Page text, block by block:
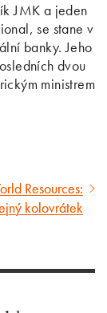
JMK a jeden
se stane v
banky. Jeho
dvou
ministrem
Resources:
kolovrátek